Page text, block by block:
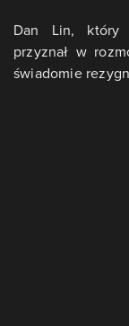
Dan Lin, który
przyznał w
świadomie